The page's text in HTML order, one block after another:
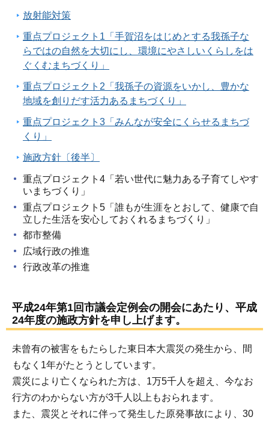
放射能対策
重点プロジェクト1「手賀沼をはじめとする我孫子な
らではの自然を大切にし、環境にやさしいくらしをは
ぐくむまちづくり」
重点プロジェクト2「我孫子の資源をいかし、豊かな
地域を創りだす活力あるまちづくり」
重点プロジェクト3「みんなが安全にくらせるまちづ
くり」
施政方針〔後半〕
重点プロジェクト4「若い世代に魅力ある子育てしやす
いまちづくり」
重点プロジェクト5「誰もが生涯をとおして、健康で自
立した生活を安心しておくれるまちづくり」
都市整備
広域行政の推進
行政改革の推進
平成24年第1回市議会定例会の開会にあたり、平成
24年度の施政方針を申し上げます。
未曾有の被害をもたらした東日本大震災の発生から、間
もなく1年がたとうとしています。
震災により亡くなられた方は、1万5千人を超え、今なお
行方のわからない方が3千人以上もおられます。
また、震災とそれに伴って発生した原発事故により、30